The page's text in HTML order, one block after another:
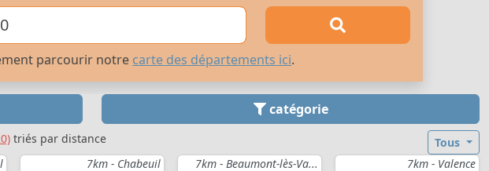
parcourir notre carte des départements ici.
catégorie
triés par distance
Tous
7km - Chabeuil 7km - Beaumont-lès-Va... 7km - Valence